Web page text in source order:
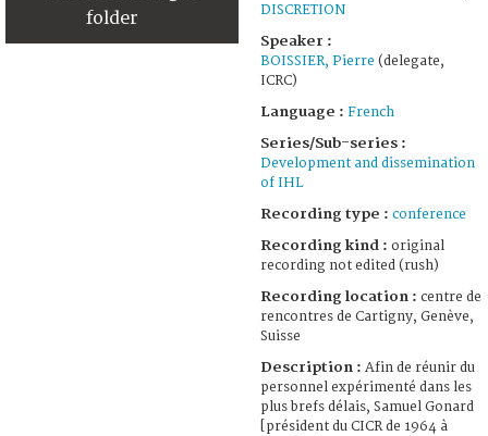
DISCRETION
Speaker :
BOISSIER, Pierre (delegate,
ICRC)
Language : French
Series/Sub-series :
Development and dissemination
of IHL
Recording type : conference
Recording kind : original
recording not edited (rush)
Recording location : centre de
rencontres de Cartigny, Genève,
Suisse
Description : Afin de réunir du
personnel expérimenté dans les
plus brefs délais, Samuel Gonard
[président du CICR de 1964 à